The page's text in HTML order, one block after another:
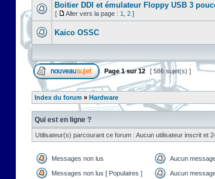
Boitier DDI et émulateur Floppy USB 3
[ Aller vers la page : 1 2 ]
Kaico OSSC
Page1sur12 [ 586 sujet(s) ]
Index du forum » Hardware
Qui est en ligne ?
Utilisateur(s) parcourant ce forum : Aucun utilisateur inscrit et
Messages non lus Aucun
Messages non lus [ Populaires ] Aucun